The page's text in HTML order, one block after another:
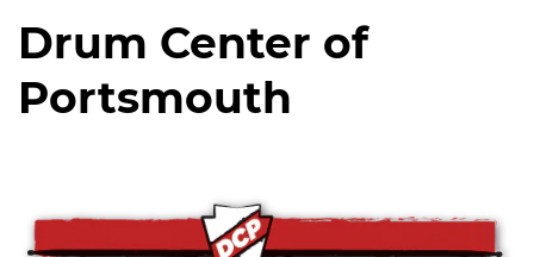
Drum Center of
Portsmouth